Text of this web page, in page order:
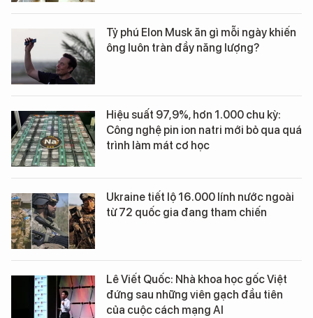
Tỷ phú Elon Musk ăn gì mỗi ngày khiến
ông luôn tràn đầy năng lượng?
Hiệu suất 97,9%, hơn 1.000 chu kỳ:
Công nghệ pin ion natri mới bỏ qua quá
trình làm mát cơ học
Ukraine tiết lộ 16.000 lính nước ngoài
từ 72 quốc gia đang tham chiến
Lê Viết Quốc: Nhà khoa học gốc Việt
đứng sau những viên gạch đầu tiên
của cuộc cách mạng AI